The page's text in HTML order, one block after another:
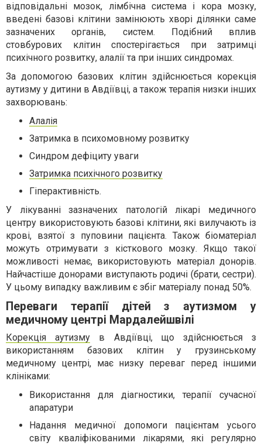
відповідальні мозок, лімбічна система і кора мозку,
введені базові клітини замінюють хворі ділянки саме
зазначених органів, систем. Подібний вплив
стовбурових клітин спостерігається при затримці
психічного розвитку, алалії та при інших синдромах.
За допомогою базових клітин здійснюється корекція
аутизму у дитини в Авдіївці, а також терапія низки інших
захворювань:
Алалія
Затримка в психомовному розвитку
Синдром дефіциту уваги
Затримка психічного розвитку
Гіперактивність.
У лікуванні зазначених патологій лікарі медичного
центру використовують базові клітини, які вилучають із
крові, взятої з пуповини пацієнта. Також біоматеріал
можуть отримувати з кісткового мозку. Якщо такої
можливості немає, використовують матеріал донорів.
Найчастіше донорами виступають родичі (брати, сестри).
У цьому випадку важливим є збіг матеріалу понад 50%.
Переваги терапії дітей з аутизмом у
медичному центрі Мардалейшвілі
Корекція аутизму в Авдіївці, що здійснюється з
використанням базових клітин у грузинському
медичному центрі, має низку переваг перед іншими
клініками:
Використання для діагностики, терапії сучасної
апаратури
Надання медичної допомоги пацієнтам усього
світу кваліфікованими лікарями, які регулярно